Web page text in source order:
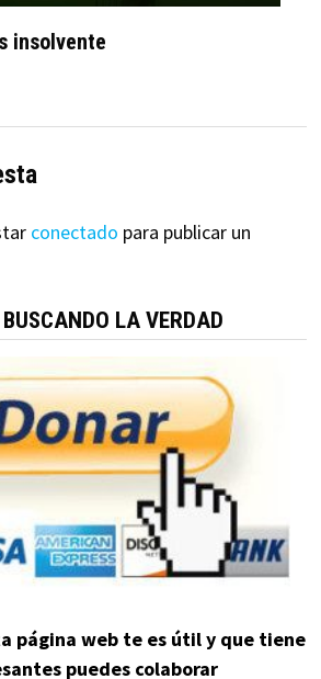
insolvente
conectado para publicar un
LA VERDAD
página web te es útil y que tiene
puedes colaborar